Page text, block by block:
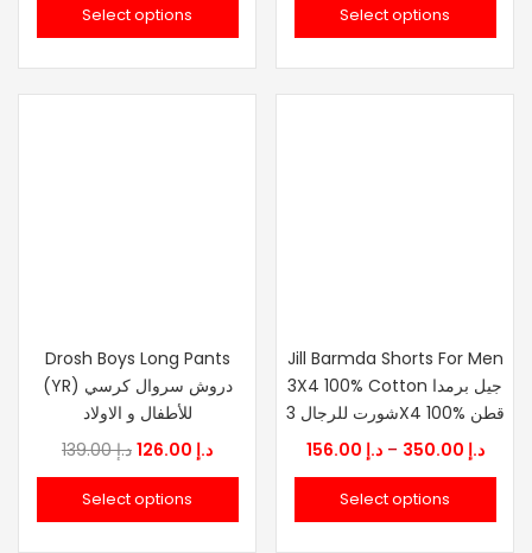
Select options Select options
Drosh Boys Long Pants
(YR) دروش سروال كرسي
للأطفال و الاولاد
د.إ139.00
Original
price
was:
د.إCurrent
price
Select options
Jill Barmda Shorts For Men
3X4 100% Cotton جيل برمدا
شورت للرجال 3X4 100% قطن
د.إ – د.إPrice
Select options